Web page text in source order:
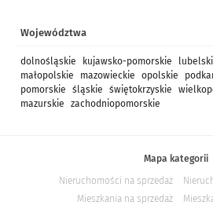
Województwa
dolnośląskie kujawsko-pomorskie
małopolskie
mazowieckie opolskie
pomorskie
śląskie świętokrzyskie
mazurskie
zachodniopomorskie
Mapa kategorii
Nieruchomości na sprzedaż
Mieszkania na sprzedaż